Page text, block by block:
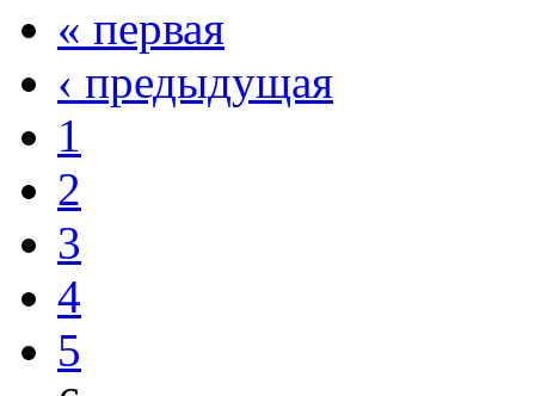
« первая
‹ предыдущая
1
2
3
4
5